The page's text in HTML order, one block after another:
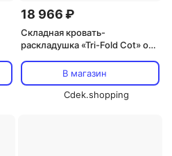
18 966 ₽
Складная кровать-
раскладушка «Tri-Fold Cot» от
В магазин
Cdek.shopping